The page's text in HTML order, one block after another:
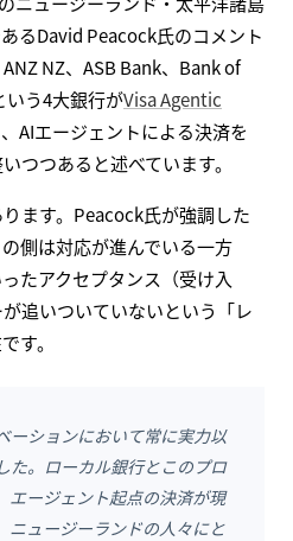
るDavid Peacock氏のコメント
NZ、ASB Bank、Bank of
う4大銀行がVisa Agentic
AIエージェントによる決済を
つつあると述べています。
ます。Peacock氏が強調した
側は対応が進んでいる一方
たアクセプタンス（受け入
追いついていないという「レ
す。
ーションにおいて常に実力以
た。ローカル銀行とこのプロ
エージェント起点の決済が現
ニュージーランドの人々にと